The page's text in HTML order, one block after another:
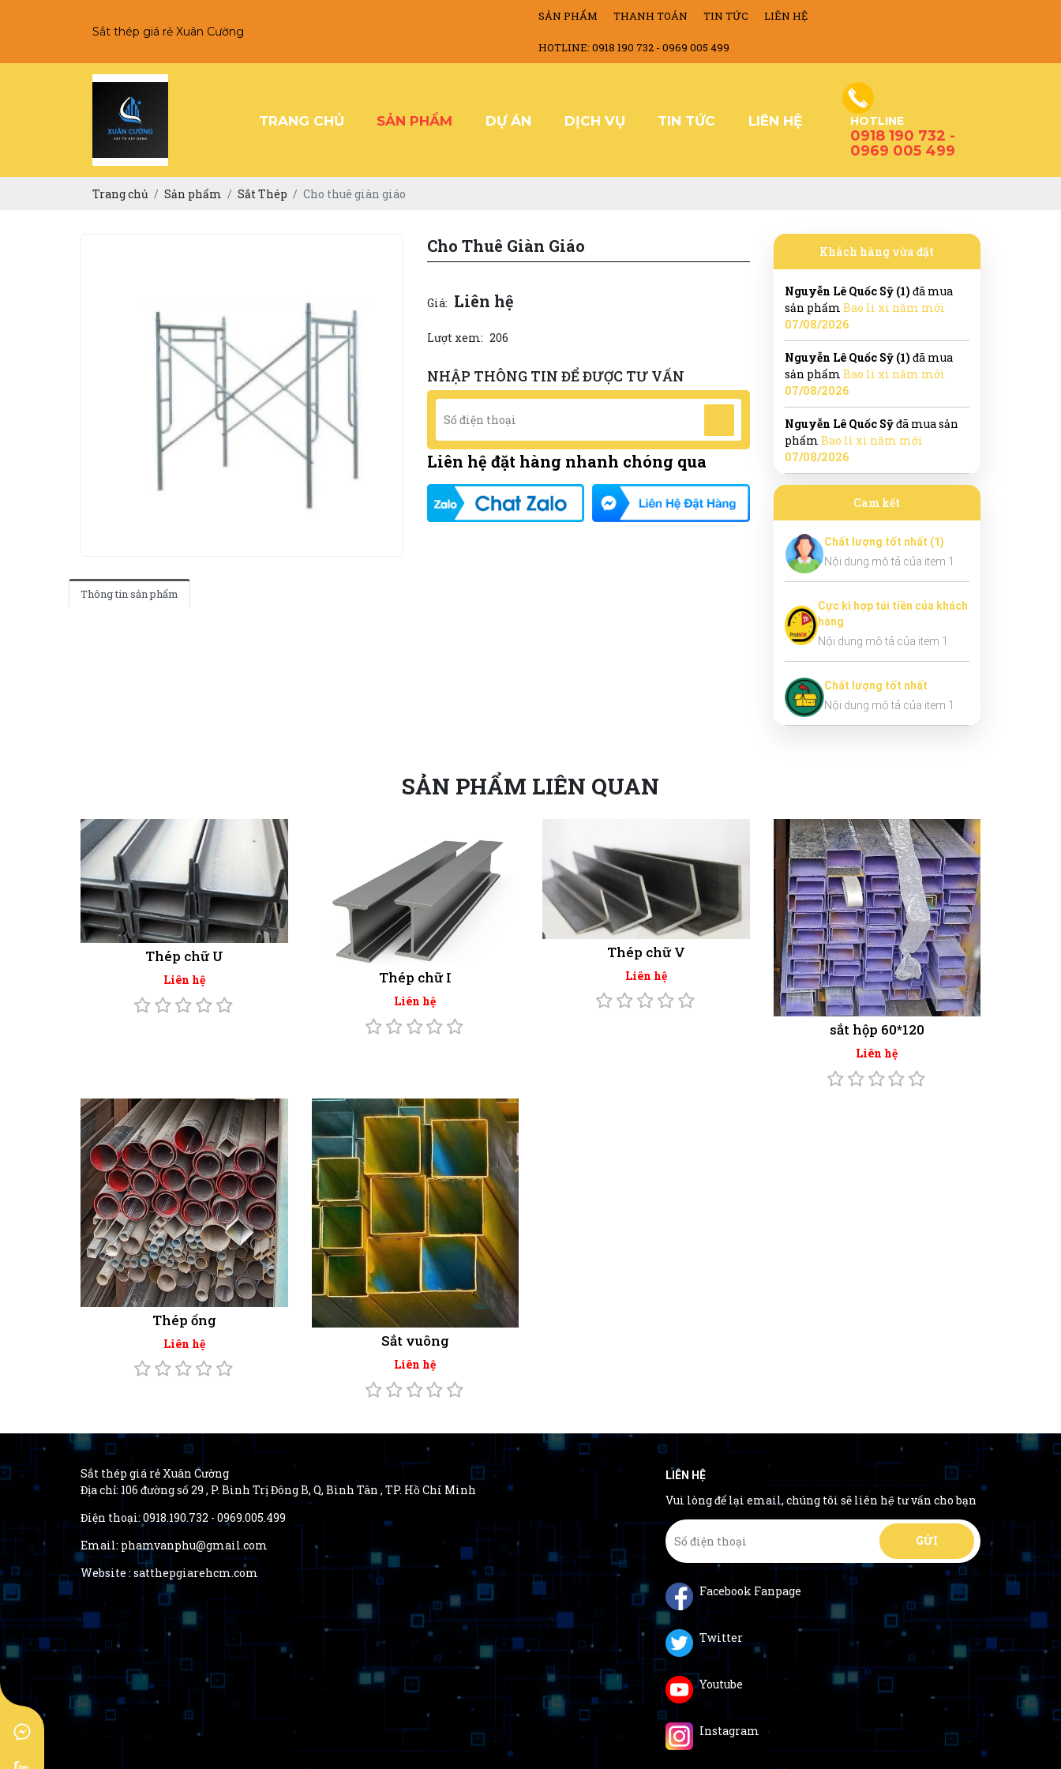
Sắt thép giá rẻ Xuân Cường
SẢN PHẨM THANH TOÁN TIN TỨC LIÊN HỆ
HOTLINE: 0918 190 732 - 0969 005 499
TRANG CHỦ SẢN PHẨM DỰ ÁN DỊCH VỤ TIN TỨC LIÊN HỆ HOTLINE
0918 190 732 -
0969 005 499
Trang chủ Sản phẩm Sắt Thép Cho thuê giàn giáo
Cho Thuê Giàn Giáo
Giá: Liên hệ
Lượt xem: 206
NHẬP THÔNG TIN ĐỂ ĐƯỢC TƯ VẤN
Liên hệ đặt hàng nhanh chóng qua
Thông tin sản phẩm
Khách hàng vừa đặt
Nguyễn Lê Quốc Sỹ (1) đã mua
sản phẩm Bao lì xì năm mới
07/08/2026
Nguyễn Lê Quốc Sỹ (1) đã mua
sản phẩm Bao lì xì năm mới
07/08/2026
Nguyễn Lê Quốc Sỹđã mua sản
phẩm Bao lì xì năm mới
07/08/2026
Cam kết
Chất lượng tốt nhất (1)
Nội dung mô tả của item 1
Cực kì hợp túi tiền của khách
hàng
Nội dung mô tả của item 1
Chất lượng tốt nhất
Nội dung mô tả của item 1
SẢN PHẨM LIÊN QUAN
Thép chữ U
Liên hệ Thép chữ I
Liên hệ
Thép chữ V
Liên hệ
sắt hộp 60*120
Liên hệ
Thép ống
Liên hệ Sắt vuông
Liên hệ
Sắt thép giá rẻ Xuân Cường
Địa chỉ: 106 đường số 29 , P. Bình Trị Đông B, Q, Bình Tân , TP. Hồ Chí Minh
Điện thoại: 0918.190.732 - 0969.005.499
Email: phamvanphu@gmail.com
Website : satthepgiarehcm.com
LIÊN HỆ
Vui lòng để lại email, chúng tôi sẽ liên hệ tư vấn cho bạn
Facebook Fanpage
Twitter
Youtube
Instagram